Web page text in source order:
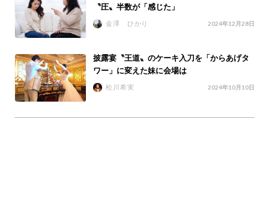
〝圧〟半数が「感じた」
金澤 ひかり 2024年12月28日
披露宴〝王道〟のケーキ入刀を「からあげタ
ワー」に変えた妹に会場は
松川希実 2024年10月10日